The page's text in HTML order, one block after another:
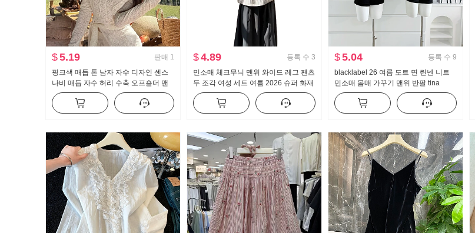
$5.19 판매 1
핑크색 매듭 톤 남자 자수 디자인 센스
나비 매듭 자수 허리 수축 오프숄더 맨
위 fh26c3t2792
$4.89 등록 수 3
민소매 체크무늬 맨위 와이드 레그 팬츠
두 조각 여성 세트 여름 2026 슈퍼 화재
자이언트 잘 생긴 품격 전체 집합 착용
가져 가라.
$5.04 등록 수 9
blacklabel 26 여름 도트 면 린넨 니트
민소매 몸매 가꾸기 맨위 반팔 tina
open yy